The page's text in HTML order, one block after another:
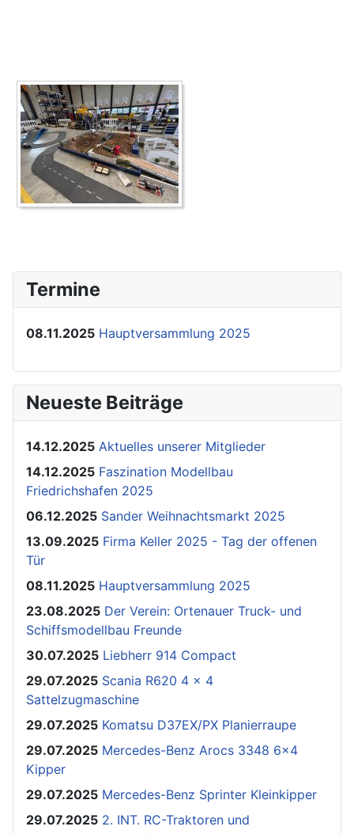
Termine
08.11.2025 Hauptversammlung 2025
Neueste Beiträge
14.12.2025 Aktuelles unserer Mitglieder
14.12.2025 Faszination Modellbau
Friedrichshafen 2025
06.12.2025 Sander Weihnachtsmarkt 2025
13.09.2025 Firma Keller 2025 - Tag der offenen
Tür
08.11.2025 Hauptversammlung 2025
23.08.2025 Der Verein: Ortenauer Truck- und
Schiffsmodellbau Freunde
30.07.2025 Liebherr 914 Compact
29.07.2025 Scania R620 4 x 4
Sattelzugmaschine
29.07.2025 Komatsu D37EX/PX Planierraupe
29.07.2025 Mercedes-Benz Arocs 3348 6x4
Kipper
29.07.2025 Mercedes-Benz Sprinter Kleinkipper
29.07.2025 2. INT. RC-Traktoren und